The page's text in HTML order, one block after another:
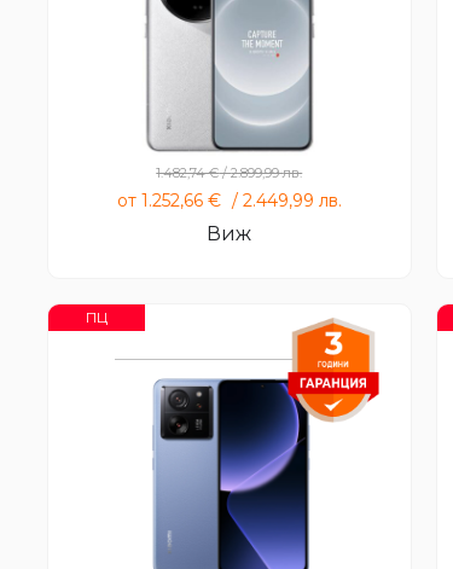
Xiaomi 14 Ultra
1.482,74€/2.899,99лв.
от 1.252,66 € / 2.449,99 лв.
Виж
ПЦ
Xiaomi 13T Pro